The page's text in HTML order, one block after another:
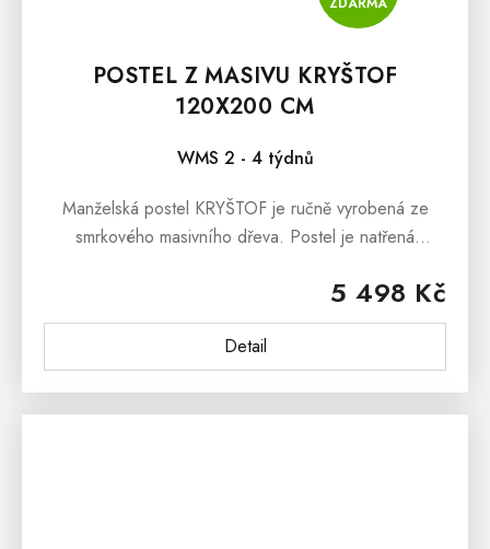
POSTEL Z MASIVU KRYŠTOF
120X200 CM
WMS 2 - 4 týdnů
5 498 Kč
Detail
Manželská postel KRYŠTOF je ručně vyrobená ze
smrkového masivního dřeva. Postel je natřená